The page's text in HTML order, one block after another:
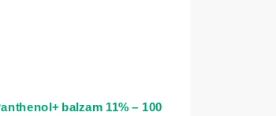
balzam 11% – 100